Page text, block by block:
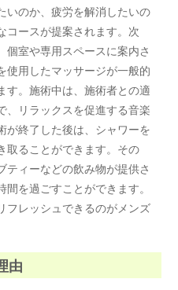
いのか、疲労を解消したいの
コースが提案されます。次
個室や専用スペースに案内さ
使用したマッサージが一般的
す。施術中は、施術者との適
、リラックスを促進する音楽
が終了した後は、シャワーを
取ることができます。その
ティーなどの飲み物が提供さ
を過ごすことができます。
フレッシュできるのがメンズ
由